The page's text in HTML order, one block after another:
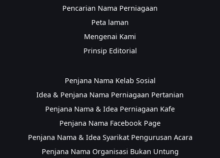
Pencarian Nama Perniagaan
Peta laman
Mengenai Kami
Prinsip Editorial
Penjana Nama Kelab Sosial
Idea & Penjana Nama Perniagaan Pertanian
Penjana Nama & Idea Perniagaan Kafe
Penjana Nama Facebook Page
Penjana Nama & Idea Syarikat Pengurusan Acara
Penjana Nama Organisasi Bukan Untung